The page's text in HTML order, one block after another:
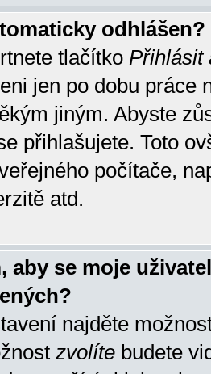
odhlášen?
tlačítko Přihlásit
jen po dobu práce
jiným. Abyste
přihlašujete. Toto
počítače,
atd.
aby se moje
najděte
zvolíte budete